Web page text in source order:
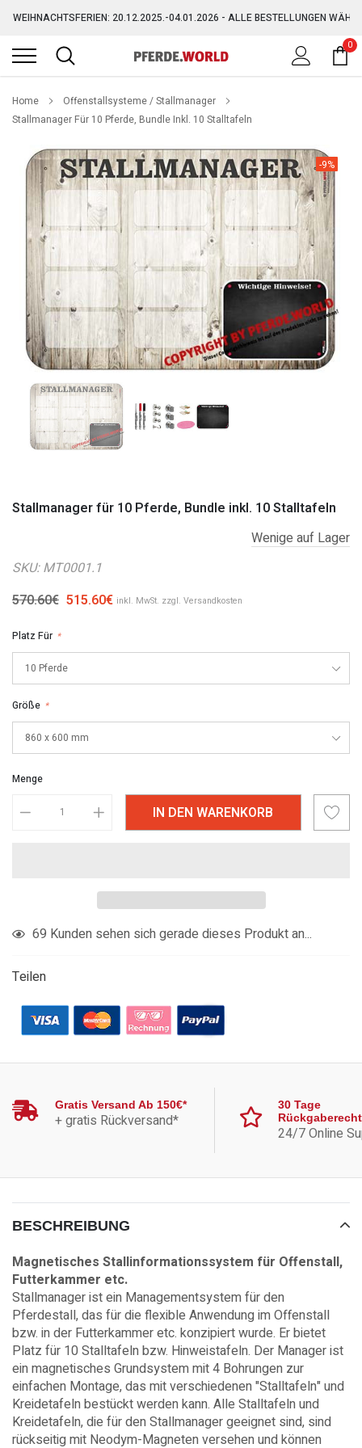
zum
Inhalt
WEIHNACHTSFERIEN: 20.12.2025.-04.01.2026 - ALLE BESTELLUNGEN
GRATIS VERSAND AB 150,-€ (AUSGENOMMEN SPERRGUT)
0
Home
Offenstallsysteme / Stallmanager
Stallmanager Für 10 Pferde, Bundle Inkl. 10 Stalltafeln
-9%
Stallmanager für 10 Pferde, Bundle inkl. 10 Stalltafeln
Wenige auf Lager
SKU: MT0001.1
570.60€ 515.60€ inkl. MwSt. zzgl. Versandkosten
Platz Für *
Größe *
Menge
IN DEN WARENKORB
Produkt
den
Warenkorb
legen
69 Kunden sehen sich gerade dieses Produkt an...
Teilen
Gratis Versand Ab 150€*
+ gratis Rückversand*
30 Tage
Rückgaberecht
24/7 Online
BESCHREIBUNG
Magnetisches Stallinformationssystem für Offenstall,
Futterkammer etc.
Stallmanager ist ein Managementsystem für den
Pferdestall, das für die flexible Anwendung im Offenstall
bzw. in der Futterkammer etc. konzipiert wurde. Er bietet
Platz für 10 Stalltafeln bzw. Hinweistafeln. Der Manager ist
ein magnetisches Grundsystem mit 4 Bohrungen zur
einfachen Montage, das mit verschiedenen "Stalltafeln" und
Kreidetafeln bestückt werden kann. Alle Stalltafeln und
Kreidetafeln, die für den Stallmanager geeignet sind, sind
rückseitig mit Neodym-Magneten versehen und können